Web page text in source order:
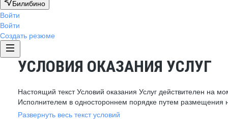
Билибино
Войти
Войти
Создать резюме
УСЛОВИЯ ОКАЗАНИЯ УСЛУГ
Настоящий текст Условий оказания Услуг действителен на
Исполнителем в одностороннем порядке путем размещения
Развернуть весь текст условий